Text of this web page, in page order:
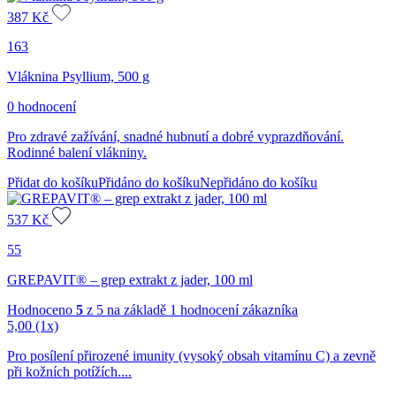
387 Kč
163
Vláknina Psyllium, 500 g
0 hodnocení
Pro zdravé zažívání, snadné hubnutí a dobré vyprazdňování.
Rodinné balení vlákniny.
Přidat do košíkuPřidáno do košíkuNepřidáno do košíku
537 Kč
55
GREPAVIT® – grep extrakt z jader, 100 ml
Hodnoceno 5 z 5 na základě 1 hodnocení zákazníka
5,00 (1x)
Pro posílení přirozené imunity (vysoký obsah vitamínu C) a zevně
při kožních potížích....